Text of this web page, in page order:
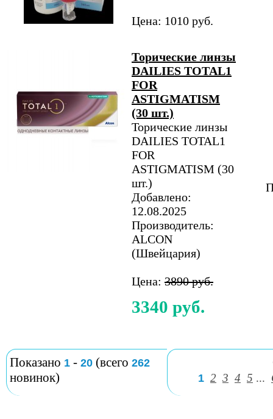
Цена: 1010 руб.
Торические линзы
DAILIES TOTAL1
FOR
ASTIGMATISM
(30 шт.)
Торические линзы
DAILIES TOTAL1
FOR
ASTIGMATISM (30
шт.)
Добавлено:
12.08.2025
Производитель:
ALCON
(Швейцария)
Цена: 3890 руб.
3340 руб.
Показано 1 - 20 (всего 262
новинок) 1 2 3 4 5 ...